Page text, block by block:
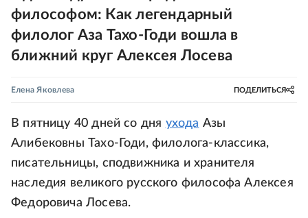
философом: Как легендарный
филолог Аза Тахо-Годи вошла в
ближний круг Алексея Лосева
Елена Яковлева ПОДЕЛИТЬСЯ
В пятницу 40 дней со дня ухода Азы
Алибековны Тахо-Годи, филолога-классика,
писательницы, сподвижника и хранителя
наследия великого русского философа Алексея
Федоровича Лосева.